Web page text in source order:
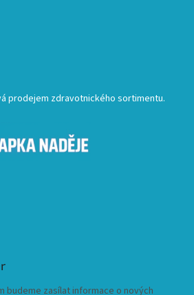
prodejem zdravotnického sortimentu.
budeme zasílat informace o nových